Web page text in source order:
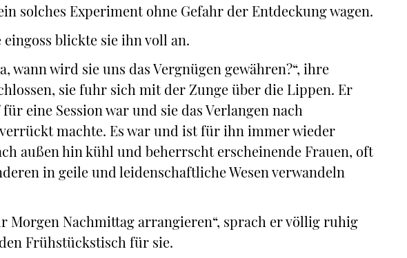
solches Experiment ohne Gefahr der Entdeckung wagen.
blickte sie ihn voll an.
wann wird sie uns das Vergnügen gewähren?“, ihre
sie fuhr sich mit der Zunge über die Lippen. Er
eine Session war und sie das Verlangen nach
machte. Es war und ist für ihn immer wieder
außen hin kühl und beherrscht erscheinende Frauen, oft
in geile und leidenschaftliche Wesen verwandeln
Morgen Nachmittag arrangieren“, sprach er völlig ruhig
Frühstückstisch für sie.